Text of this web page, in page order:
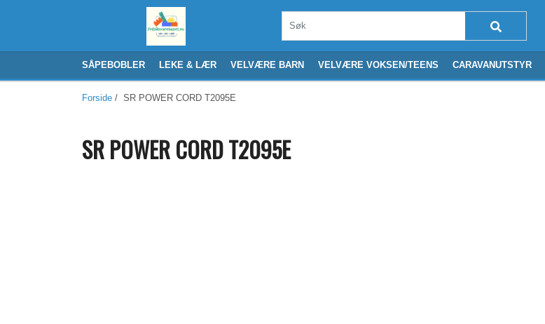
SÅPEBOBLER LEKE & LÆR VELVÆRE BARN VELVÆRE VOKSEN/TEENS CARAVANUTSTYR
Forside / SR POWER CORD T2095E
SR POWER CORD T2095E